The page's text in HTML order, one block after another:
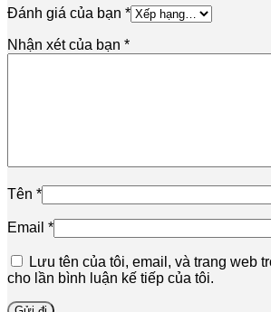
Đánh giá của bạn *
Nhận xét của bạn *
Tên *
Email *
Lưu tên của tôi, email, và trang web
cho lần bình luận kế tiếp của tôi.